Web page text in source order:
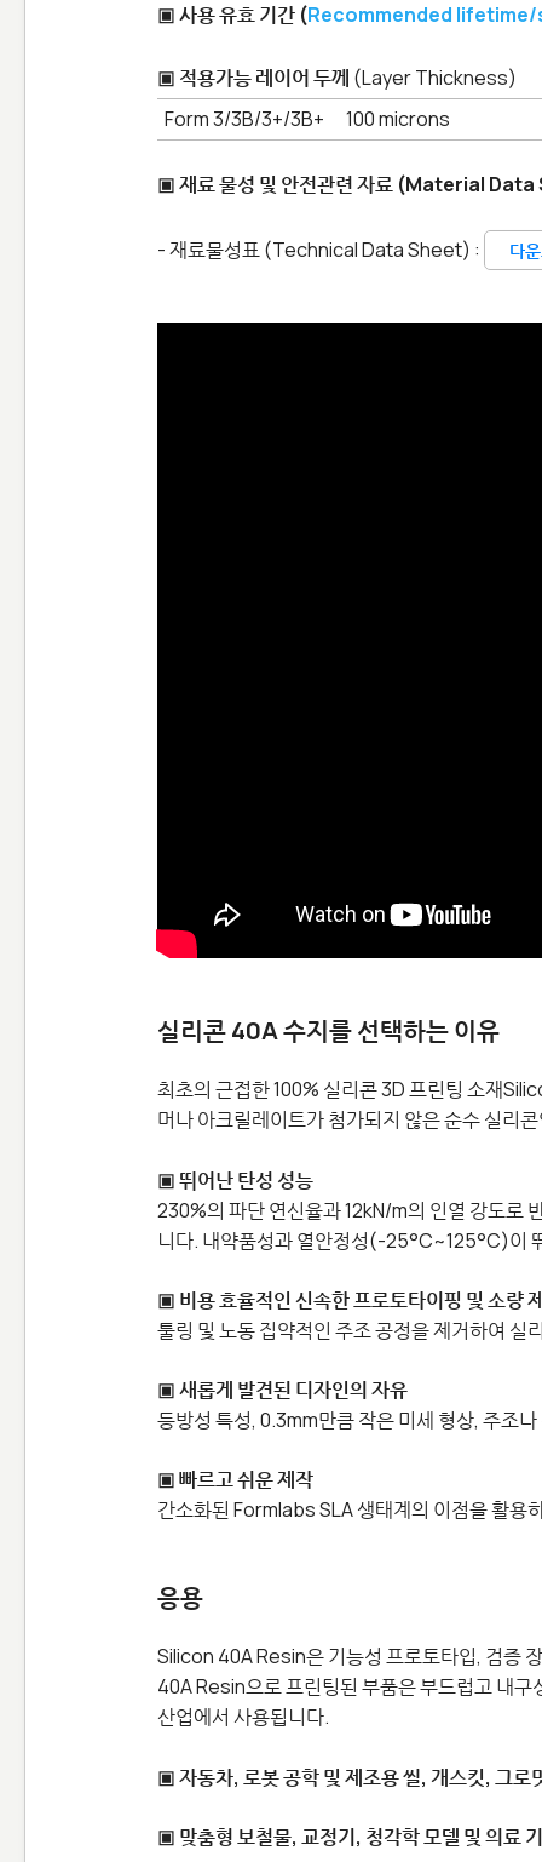
▣ 사용 유효 기간 (Recommended
▣ 적용가능 레이어 두께 (Layer Thickness)
Form 3/3B/3+/3B+ 100 microns
▣ 재료 물성 및 안전관련 자료 (Material
- 재료물성표(Technical Data Sheet) : 다
실리콘 40A 수지를 선택하는 이유
최초의 근접한 100% 실리콘 3D 프린팅 소재
머나 아크릴레이트가 첨가되지 않은 순수 실리
▣ 뛰어난 탄성 성능
230%의 파단 연신율과 12kN/m의 인열 강도로
니다. 내약품성과 열안정성(-25°C~125°C)이
▣ 비용 효율적인 신속한 프로토타이핑 및 소량
툴링 및 노동 집약적인 주조 공정을 제거하여 실
▣ 새롭게 발견된 디자인의 자유
등방성 특성, 0.3mm만큼 작은 미세 형상, 주조
▣ 빠르고 쉬운 제작
간소화된 Formlabs SLA 생태계의 이점을 활용
응용
Silicon 40A Resin은 기능성 프로토타입, 검증
40A Resin으로 프린팅된 부품은 부드럽고 내구
산업에서 사용됩니다.
▣ 자동차, 로봇 공학 및 제조용 씰, 개스킷, 그로
▣ 맞춤형 보철물, 교정기, 청각학 모델 및 의료